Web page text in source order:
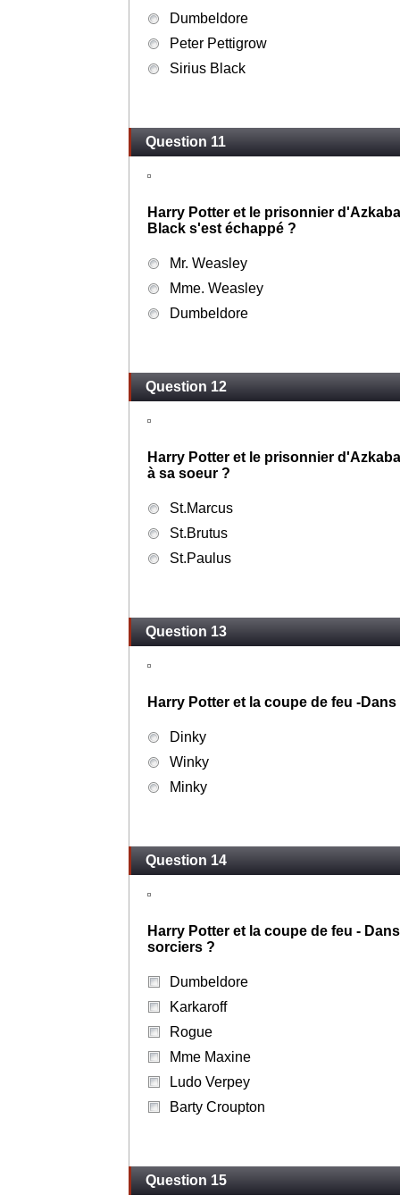
Dumbeldore
Peter Pettigrow
Sirius Black
Question 11
Harry Potter et le prisonnier
Black s'est échappé ?
Mr. Weasley
Mme. Weasley
Dumbeldore
Question 12
Harry Potter et le prisonnier
à sa soeur ?
St.Marcus
St.Brutus
St.Paulus
Question 13
Harry Potter et la coupe de feu -
Dinky
Winky
Minky
Question 14
Harry Potter et la coupe de feu -
sorciers ?
Dumbeldore
Karkaroff
Rogue
Mme Maxine
Ludo Verpey
Barty Croupton
Question 15